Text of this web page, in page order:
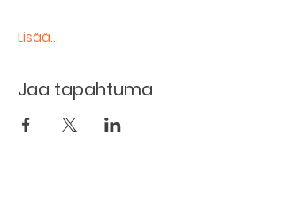
Lisää...
Jaa tapahtuma